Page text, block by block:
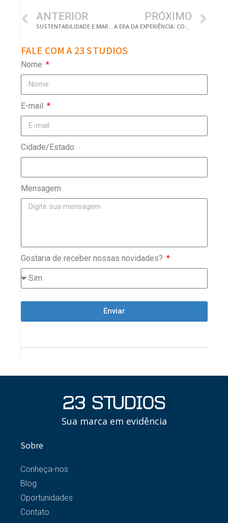
ANTERIOR PRÓXIMO
FALE COM A 23 STUDIOS
Nome
E-mail
Cidade/Estado
Mensagem
Gostaria de receber nossas novidades?
Enviar
Sua marca em evidência
Sobre
Conheça-nos
Blog
Oportunidades
Contato